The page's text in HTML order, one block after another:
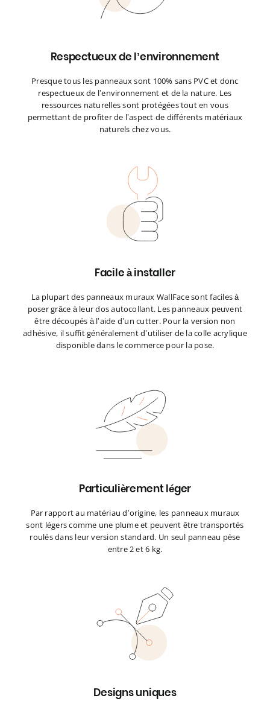
Respectueux de l’environnement
Presque tous les panneaux sont 100% sans PVC et donc
respectueux de l’environnement et de la nature. Les
ressources naturelles sont protégées tout en vous
permettant de profiter de l’aspect de différents matériaux
naturels chez vous.
Facile à installer
La plupart des panneaux muraux WallFace sont faciles à
poser grâce à leur dos autocollant. Les panneaux peuvent
être découpés à l’aide d’un cutter. Pour la version non
adhésive, il suffit généralement d’utiliser de la colle acrylique
disponible dans le commerce pour la pose.
Particulièrement léger
Par rapport au matériau d’origine, les panneaux muraux
sont légers comme une plume et peuvent être transportés
roulés dans leur version standard. Un seul panneau pèse
entre 2 et 6 kg.
Designs uniques